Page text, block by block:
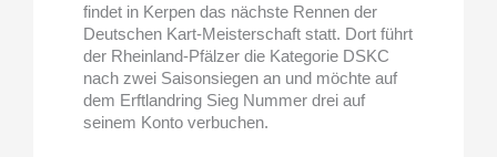
findet in Kerpen das nächste Rennen der
Deutschen Kart-Meisterschaft statt. Dort führt
der Rheinland-Pfälzer die Kategorie DSKC
nach zwei Saisonsiegen an und möchte auf
dem Erftlandring Sieg Nummer drei auf
seinem Konto verbuchen.